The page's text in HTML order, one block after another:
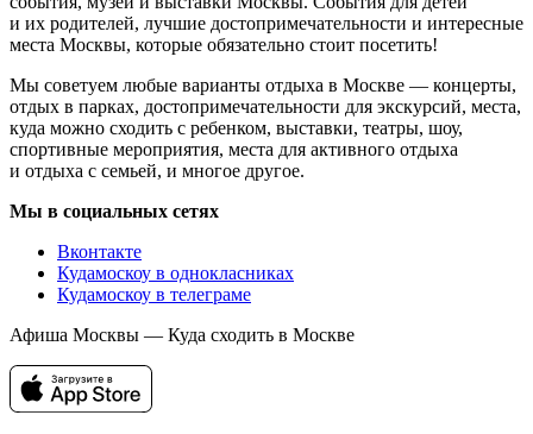
и их родителей, лучшие достопримечательности и интересные
места Москвы, которые обязательно стоит посетить!
Мы советуем любые варианты отдыха в Москве — концерты,
отдых в парках, достопримечательности для экскурсий, места,
куда можно сходить с ребенком, выставки, театры, шоу,
спортивные мероприятия, места для активного отдыха
и отдыха с семьей, и многое другое.
Мы в социальных сетях
Вконтакте
Кудамоскоу в однокласниках
Кудамоскоу в телеграме
Афиша Москвы — Куда сходить в Москве